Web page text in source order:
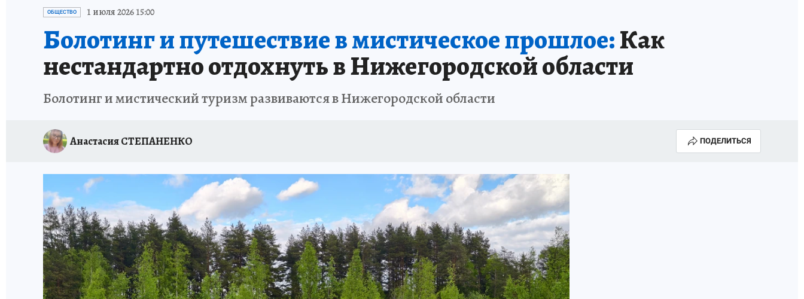
ИСПЫТАНО НА СЕБЕ
ОБЩЕСТВО 1 июля 2026 15:00
Болотинг и путешествие в мистическое прошлое:Как
нестандартно отдохнуть в Нижегородской области
Болотинг и мистический туризм развиваются в Нижегородской области
Анастасия СТЕПАНЕНКО ПОДЕЛИТЬСЯ